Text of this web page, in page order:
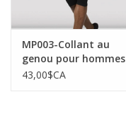
MP003-Collant au
genou pour hommes
43,00$CA